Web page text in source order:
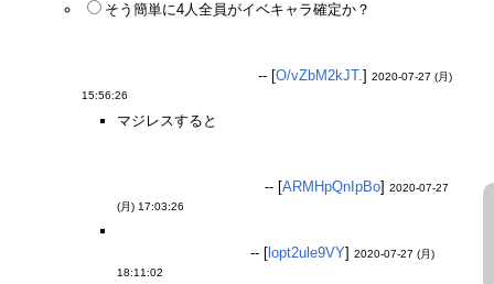
そう簡単に4人全員がイベキャラ確定か？
-- [O/vZbM2kJT.] 2020-07-27 (月)
15:56:26
マジレスすると
-- [ARMHpQnIpBo] 2020-07-27
(月) 17:03:26
-- [ lopt2ule9VY] 2020-07-27 (月)
18:11:02